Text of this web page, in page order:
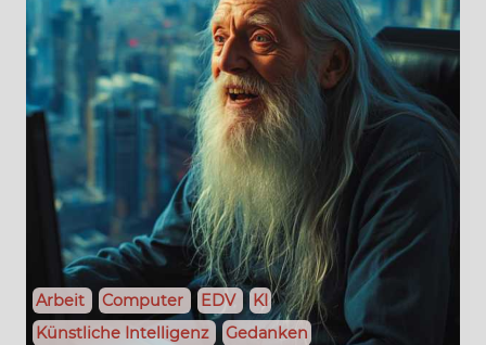
Arbeit Computer EDV
KI
Künstliche Intelligenz
Gedanken